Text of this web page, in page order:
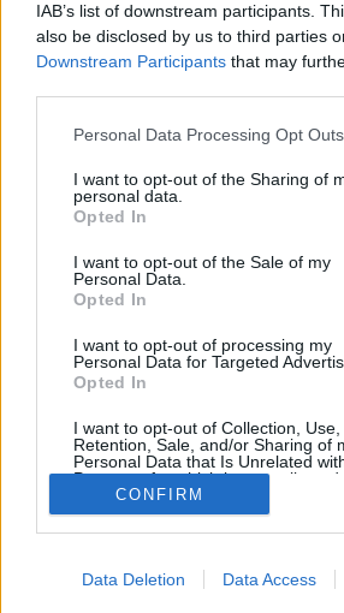
IAB’s list of downstream participants.
also be disclosed by us to third parties
Downstream Participants that may
Personal Data Processing Opt Outs
I want to opt-out of the Sharing of
personal data.
Opted In
I want to opt-out of the Sale of my
Personal Data.
Opted In
I want to opt-out of processing my
Personal Data for Targeted
Opted In
I want to opt-out of Collection, Use,
Retention, Sale, and/or Sharing of
Personal Data that Is Unrelated
Purposes for which it was collected.
Opted InCONFIRM
Data Deletion Data Access
Tiedot perustuvat National Oceanic and
(NOAA):n ilmastodataan.
Tammikuun keskilämpötila Vilnassa
ollut -5 astetta. Öisin lämpötila on
asteen tuntumaan. Viereisestä
lämmintä Vilnassa on keskimäärin
päivinä on minäkin vuonna liikkunut.
Hetkellisesti Vilnassa on silti koettu
2010 tammikuussa lämpötila käväisi
asteessa ja toisaalta vuonna 2016
+6 asteen lukemia.
Entä muut kuukaudet? Miten
Toukokuussa